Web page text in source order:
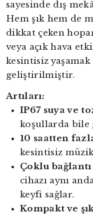
sayesinde dış
Hem şık hem de
dikkat çeken
veya açık hava
kesintisiz
geliştirilmiştir.
Artıları:
IP67 suya ve
koşullarda bile
10 saatten
kesintisiz
Çoklu bağlantı
cihazı aynı
keyfi sağlar.
Kompakt ve